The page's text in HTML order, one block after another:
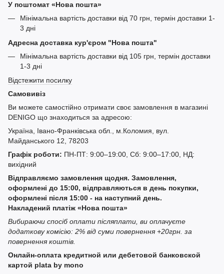
У поштомат «Нова пошта»
Мінімальна вартість доставки від 70 грн, термін доставки 1-
3 дні
Адресна доставка кур'єром "Нова пошта"
Мінімальна вартість доставки від 105 грн, термін доставки
1-3 дні
Відстежити посилку
Самовивіз
Ви можете самостійно отримати своє замовлення в магазині
DENIGO що знаходиться за адресою:
Україна, Івано-Франківська обл., м.Коломия, вул.
Майданського 12, 78203
Графік роботи: ПН-ПТ: 9:00–19:00, Сб: 9:00–17:00, НД:
вихідний
Відправляємо замовлення щодня. Замовлення,
оформлені до 15:00, відправляються в день покупки,
оформлені після 15:00 - на наступний день.
Накладений платіж «Нова пошта»
Вибираючи спосіб оплати післяплати, ви оплачуєте
додаткову комісію: 2% від суми повернення +20грн. за
повернення коштів.
Онлайн-оплата кредитной или дебетовой банковской
картой plata by mono